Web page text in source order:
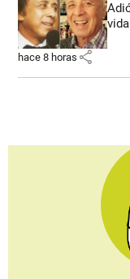
hace 8 horas share